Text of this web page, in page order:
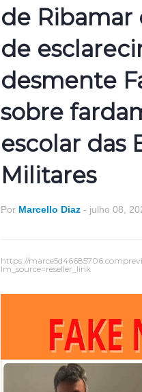
de
de
desmente
sobre
escolar das
Militares
Por Marcello Diaz - julho 08,
https://
lm_source=reseller_link